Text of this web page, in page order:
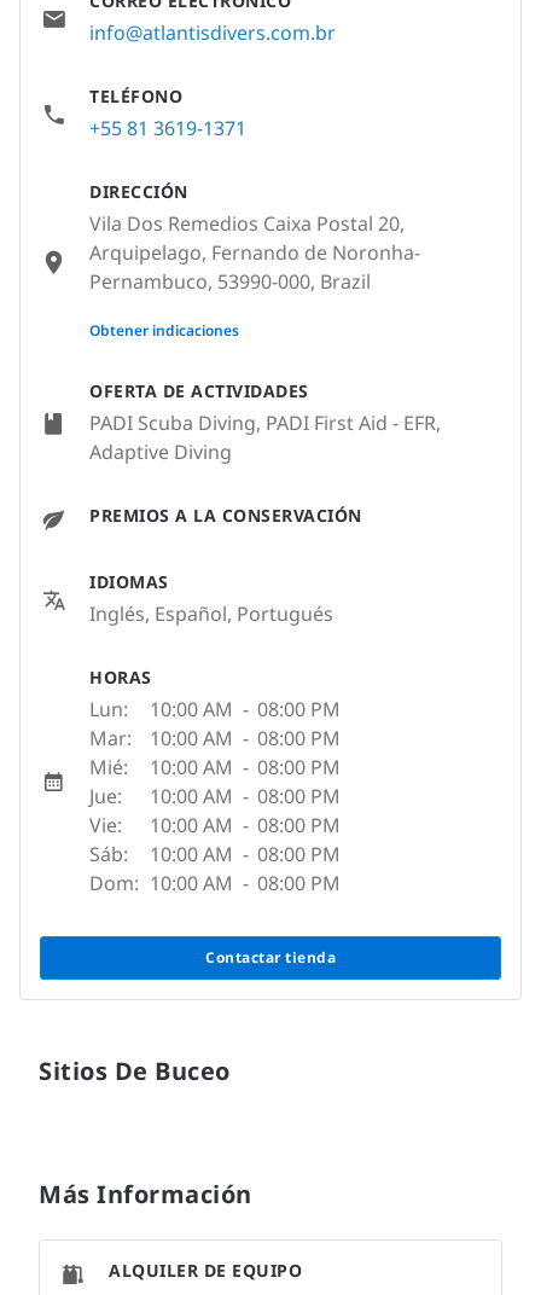
OFERTA DE ACTIVIDADES
PADI Scuba Diving, PADI First Aid - EFR,
Adaptive Diving
PREMIOS A LA CONSERVACIÓN
IDIOMAS
Inglés, Español, Portugués
HORAS
Lun: 10:00 AM - 08:00 PM
Mar:
10:00 AM - 08:00 PM
Mié:
10:00 AM - 08:00 PM
Jue:
10:00 AM - 08:00 PM
Vie:
10:00 AM - 08:00 PM
Sáb:
10:00 AM - 08:00 PM
Dom: 10:00 AM - 08:00 PM
Contactar tienda
info@atlantisdivers.com.br
TELÉFONO
+55 81 3619-1371
DIRECCIÓN
Vila Dos Remedios Caixa Postal 20,
Arquipelago, Fernando de Noronha-
Pernambuco, 53990-000, Brazil
None
Obtener indicaciones
Sitios De Buceo
Más Información
ALQUILER DE EQUIPO